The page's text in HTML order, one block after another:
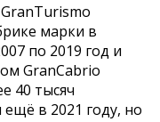
марки в
по 2019 год и
GranCabrio
40 тысяч
в 2021 году, но